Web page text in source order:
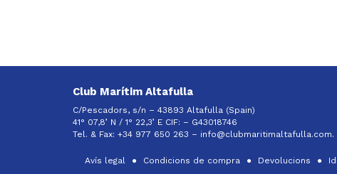
Club Marítim Altafulla
C/Pescadors, s/n – 43893 Altafulla (Spain)
41° 07,8’ N / 1° 22,3’ E CIF: – G43018746
Tel. & Fax: +34 977 650 263 – info@clubmaritimaltafulla.com.
Avís legal Condicions de compra Devolucions